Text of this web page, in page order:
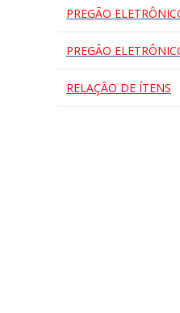
PREGÃO
PREGÃO
RELAÇÃO DE ÍTENS